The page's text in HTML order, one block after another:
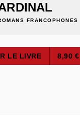
FRANCOPHONES
LE LIVRE 8,90 €